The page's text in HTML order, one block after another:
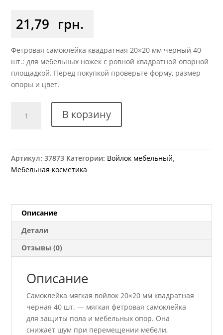
21,79 грн.
Фетровая самоклейка квадратная 20×20 мм черный 40
шт.: для мебельных ножек с ровной квадратной опорной
площадкой. Перед покупкой проверьте форму, размер
опоры и цвет.
товара
20x20
шт.
В корзину
Артикул:37873 Категории: Войлок мебельный
Мебельная косметика
Описание
Детали
Отзывы (0)
Описание
Самоклейка мягкая войлок 20×20 мм квадратная
черная 40 шт. — мягкая фетровая самоклейка
для защиты пола и мебельных опор. Она
снижает шум при перемещении мебели,